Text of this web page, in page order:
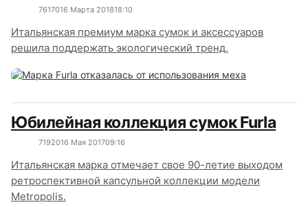
7617016 Марта 201818:10
Итальянская премиум марка сумок и аксессуаров
решила поддержать экологический тренд.
Юбилейная коллекция сумок Furla
7192016 Мая 201709:16
Итальянская марка отмечает свое 90-летие выходом
ретроспективной капсульной коллекции модели
Metropolis.